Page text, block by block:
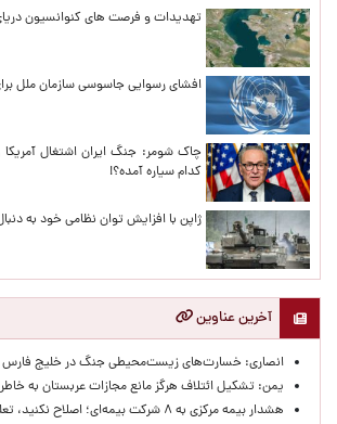
تهدیدات و فرصت های کنوانسیون
افشای رسوایی جاسوسی سازمان ملل
چاک شومر: جنگ ایران اشتغال آمریکا
کدام سیاره آمده؟!
ژاپن با افزایش توان نظامی خود به
آخرین عناوین
انصاری: خسارت‌های زیست‌محیطی جنگ در خلیج فارس
یمن: تشکیل ائتلاف هرگز مانع مجازات عربستان به
هشدار بیمه مرکزی به ۸ شرکت بیمه‌ای؛ اصلاح نکنید، تعلیق می‌شوید